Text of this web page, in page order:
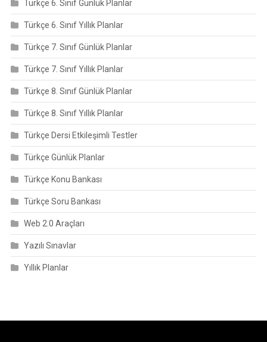
Türkçe 6. Sınıf Günlük Planlar
Türkçe 6. Sınıf Yıllık Planlar
Türkçe 7. Sınıf Günlük Planlar
Türkçe 7. Sınıf Yıllık Planlar
Türkçe 8. Sınıf Günlük Planlar
Türkçe 8. Sınıf Yıllık Planlar
Türkçe Dersi Etkileşimli Testler
Türkçe Günlük Planlar
Türkçe Konu Bankası
Türkçe Soru Bankası
Web 2.0 Araçları
Yazılı Sınavlar
Yıllık Planlar